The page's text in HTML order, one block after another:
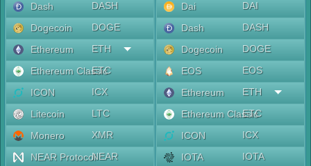
Dash
DASH
Dogecoin
DOGE
Ethereum
ETH
Ethereum Classic
ETC
ICON
ICX
Litecoin
LTC
Monero
XMR
NEAR ProtocolNEAR
Dai
DAI
Dash
DASH
Dogecoin
DOGE
EOS
EOS
Ethereum
ETH
Ethereum Classic
ETC
ICON
ICX
IOTA
IOTA